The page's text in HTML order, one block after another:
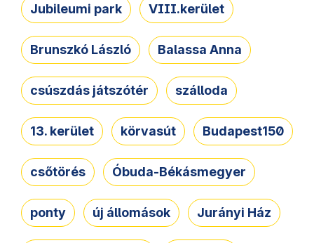
Jubileumi park VIII.kerület
Brunszkó László Balassa Anna
csúszdás játszótér szálloda
13. kerület körvasút Budapest150
csőtörés Óbuda-Békásmegyer
ponty új állomások Jurányi Ház